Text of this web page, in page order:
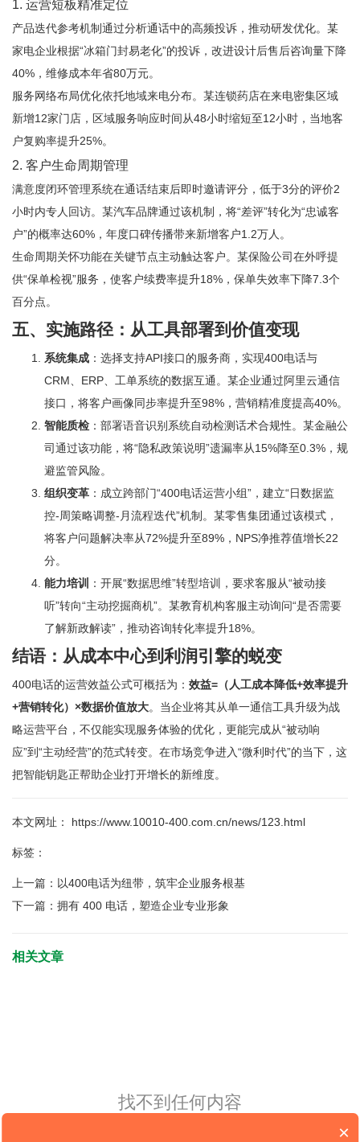
1. 运营短板精准定位
产品迭代参考机制通过分析通话中的高频投诉，推动研发优化。某
家电企业根据“冰箱门封易老化”的投诉，改进设计后售后咨询量下降
40%，维修成本年省80万元。
服务网络布局优化依托地域来电分布。某连锁药店在来电密集区域
新增12家门店，区域服务响应时间从48小时缩短至12小时，当地客
户复购率提升25%。
2. 客户生命周期管理
满意度闭环管理系统在通话结束后即时邀请评分，低于3分的评价2
小时内专人回访。某汽车品牌通过该机制，将“差评”转化为“忠诚客
户”的概率达60%，年度口碑传播带来新增客户1.2万人。
生命周期关怀功能在关键节点主动触达客户。某保险公司在外呼提
供“保单检视”服务，使客户续费率提升18%，保单失效率下降7.3个
百分点。
五、实施路径：从工具部署到价值变现
系统集成 ：选择支持API接口的服务商，实现400电话与
CRM、ERP、工单系统的数据互通。某企业通过阿里云通信
接口，将客户画像同步率提升至98%，营销精准度提高40%。
智能质检 ：部署语音识别系统自动检测话术合规性。某金融公
司通过该功能，将“隐私政策说明”遗漏率从15%降至0.3%，规
避监管风险。
组织变革 ：成立跨部门“400电话运营小组”，建立“日数据监
控-周策略调整-月流程迭代”机制。某零售集团通过该模式，
将客户问题解决率从72%提升至89%，NPS净推荐值增长22
分。
能力培训
：开展“数据思维”转型培训，要求客服从“被动接
听”转向“主动挖掘商机”。某教育机构客服主动询问“是否需要
了解新政解读”，推动咨询转化率提升18%。
结语：从成本中心到利润引擎的蜕变
400电话的运营效益公式可概括为： 效益=（人工成本降低+效率提升
+营销转化）×数据价值放大。当企业将其从单一通信工具升级为战
略运营平台，不仅能实现服务体验的优化，更能完成从“被动响
应”到“主动经营”的范式转变。在市场竞争进入“微利时代”的当下，这
把智能钥匙正帮助企业打开增长的新维度。
本文网址： https://www.10010-400.com.cn/news/123.html
标签：
上一篇： 以400电话为纽带，筑牢企业服务根基
下一篇： 拥有 400 电话，塑造企业专业形象
相关文章
找不到任何内容
×